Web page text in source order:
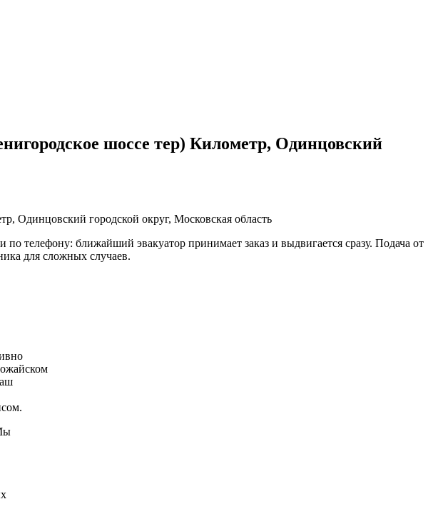
шоссе тер) Километр, Одинцовский
Одинцовский городской округ, Московская область
телефону: ближайший эвакуатор принимает заказ и выдвигается сразу. Подача от
для сложных случаев.